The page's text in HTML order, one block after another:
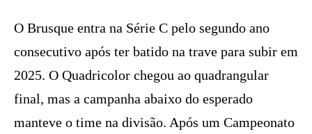
O Brusque entra na Série C pelo segundo ano
consecutivo após ter batido na trave para subir em
2025. O Quadricolor chegou ao quadrangular
final, mas a campanha abaixo do esperado
manteve o time na divisão. Após um Campeonato